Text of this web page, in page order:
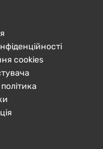
cookies